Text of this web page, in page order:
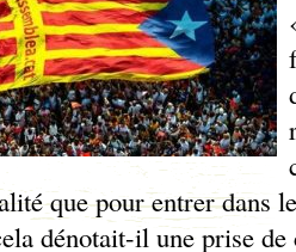
que pour entrer dans
dénotait-il une prise de